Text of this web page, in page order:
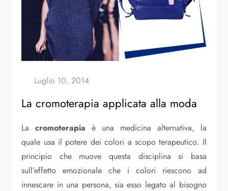
La cromoterapia applicata alla moda
Lacromoterapia è una medicina alternativa, la
quale usa il potere dei colori a scopo terapeutico. Il
principio che muove questa disciplina si basa
sull’effetto emozionale che i colori riescono ad
innescare in una persona, sia esso legato al bisogno